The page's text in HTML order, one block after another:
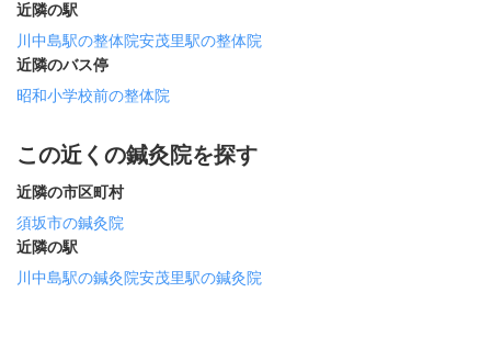
近隣の駅
川中島駅の整体院安茂里駅の整体院
近隣のバス停
昭和小学校前の整体院
この近くの鍼灸院を探す
近隣の市区町村
須坂市の鍼灸院
近隣の駅
川中島駅の鍼灸院安茂里駅の鍼灸院